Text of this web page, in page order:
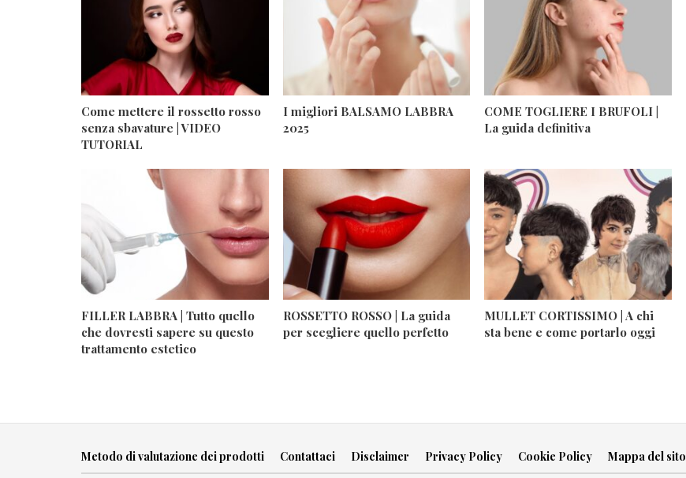
Come mettere il rossetto rosso
senza sbavature | VIDEO
TUTORIAL
I migliori BALSAMO LABBRA
2025
COME TOGLIERE I BRUFOLI |
La guida definitiva
FILLER LABBRA | Tutto quello
che dovresti sapere su questo
trattamento estetico
ROSSETTO ROSSO | La guida
per scegliere quello perfetto
MULLET CORTISSIMO | A chi
sta bene e come portarlo oggi
Metodo di valutazione dei prodotti Contattaci Disclaimer Privacy Policy Cookie Policy Mappa del sito